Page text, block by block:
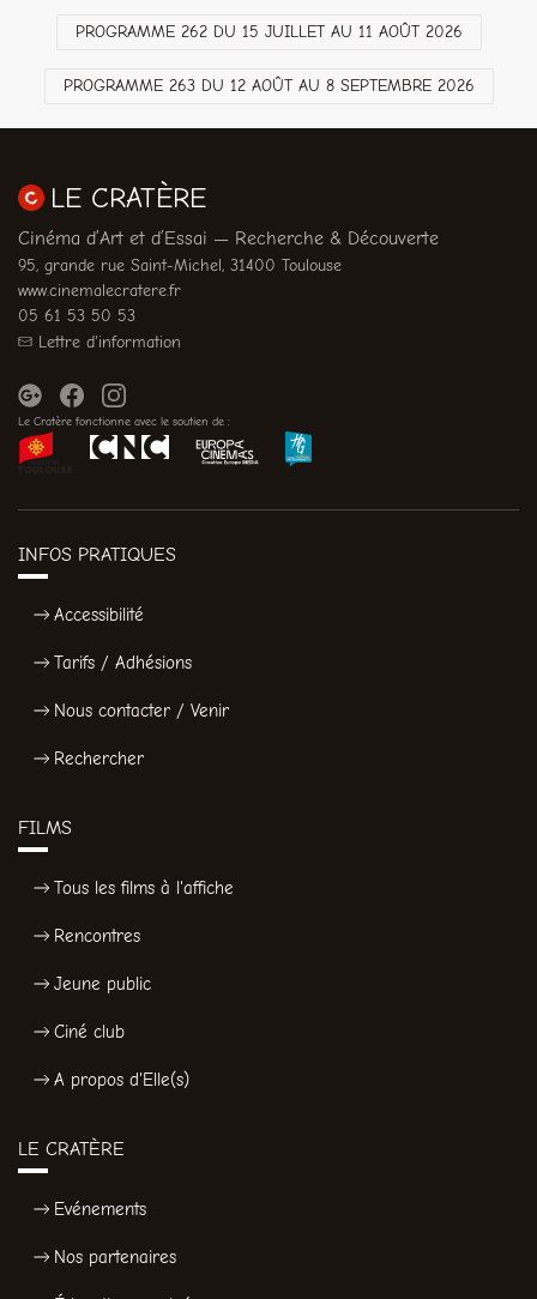
PROGRAMME 262 DU 15 JUILLET AU 11 AOÛT 2026
PROGRAMME 263 DU 12 AOÛT AU 8 SEPTEMBRE 2026
LE CRATÈRE
Cinéma d’Art et d’Essai — Recherche & Découverte
95, grande rue Saint-Michel, 31400 Toulouse
www.cinemalecratere.fr
05 61 53 50 53
Lettre d'information
Le Cratère fonctionne avec le soutien de :
INFOS PRATIQUES
Accessibilité
Tarifs / Adhésions
Nous contacter / Venir
Rechercher
FILMS
Tous les films à l'affiche
Rencontres
Jeune public
Ciné club
A propos d'Elle(s)
LE CRATÈRE
Evénements
Nos partenaires